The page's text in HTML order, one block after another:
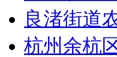
良渚街道
杭州余杭